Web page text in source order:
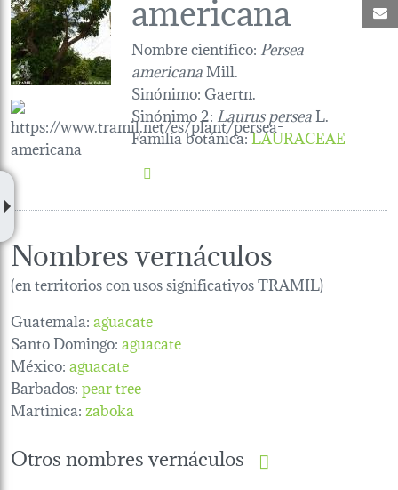
Nombre científico: Persea
americanaMill.
Sinónimo:Gaertn.
Sinónimo 2: Laurus perseaL.
Familia botánica:LAURACEAE
Nombres vernáculos
(en territorios con usos significativos TRAMIL)
Guatemala:aguacate
Santo Domingo:aguacate
México:aguacate
Barbados:pear tree
Martinica:zaboka
Otros nombres vernáculos